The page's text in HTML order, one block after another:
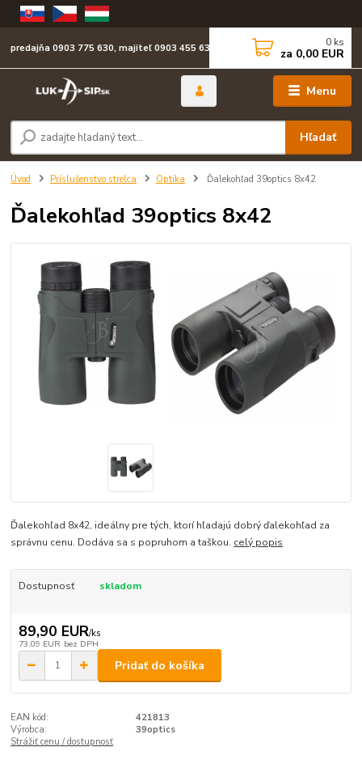
Menu
Hľadať
predajňa 0903 775 630, majiteľ 0903 455 630 0 ks
za 0,00 EUR
Úvod Príslušenstvo strelca Optika Ďalekohľad 39optics 8x42
Ďalekohľad 39optics 8x42
Ďalekohľad 8x42, ideálny pre tých, ktorí hľadajú dobrý ďalekohľad za
správnu cenu. Dodáva sa s popruhom a taškou. celý popis
Dostupnosť skladom
89,90 EUR/ks
73,09 EUR bez DPH
Pridať do košíka
EAN kód:
421813
Výrobca:
39optics
Strážiť cenu / dostupnosť